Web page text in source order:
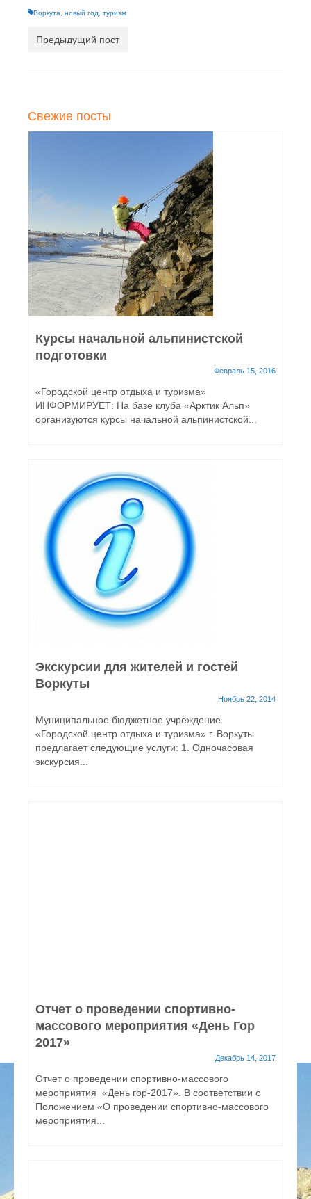
Воркута, новый год, туризм
Предыдущий пост
Свежие посты
Курсы начальной альпинистской
подготовки
Февраль 15, 2016
«Городской центр отдыха и туризма»
ИНФОРМИРУЕТ: На базе клуба «Арктик Альп»
организуются курсы начальной альпинистской...
Экскурсии для жителей и гостей
Воркуты
Ноябрь 22, 2014
Муниципальное бюджетное учреждение
«Городской центр отдыха и туризма» г. Воркуты
предлагает следующие услуги: 1. Одночасовая
экскурсия...
Отчет о проведении спортивно-
массового мероприятия «День Гор
2017»
Декабрь 14, 2017
Отчет о проведении спортивно-массового
мероприятия «День гор-2017». В соответствии с
Положением «О проведении спортивно-массового
мероприятия...